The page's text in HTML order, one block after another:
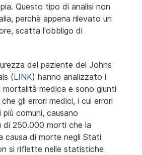
Questo tipo di analisi non
perchè appena rilevato un
scatta l'obbligo di
del paziente del Johns
(LINK) hanno analizzato i
medica e sono giunti
gli errori medici, i cui errori
comuni, causano
di 250.000 morti che la
causa di morte negli Stati
si riflette nelle statistiche